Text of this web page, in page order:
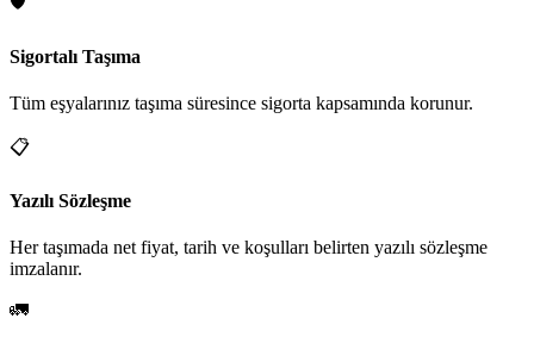
Sigortalı Taşıma
Tüm eşyalarınız taşıma süresince sigorta kapsamında korunur.
📋
Yazılı Sözleşme
Her taşımada net fiyat, tarih ve koşulları belirten yazılı sözleşme
imzalanır.
🚛